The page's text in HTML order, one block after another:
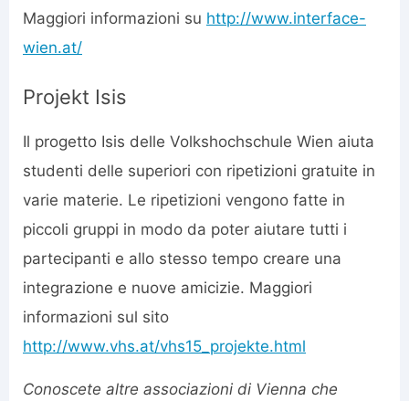
Maggiori informazioni su http://www.interface-
wien.at/
Projekt Isis
Il progetto Isis delle Volkshochschule Wien aiuta
studenti delle superiori con ripetizioni gratuite in
varie materie. Le ripetizioni vengono fatte in
piccoli gruppi in modo da poter aiutare tutti i
partecipanti e allo stesso tempo creare una
integrazione e nuove amicizie. Maggiori
informazioni sul sito
http://www.vhs.at/vhs15_projekte.html
Conoscete altre associazioni di Vienna che